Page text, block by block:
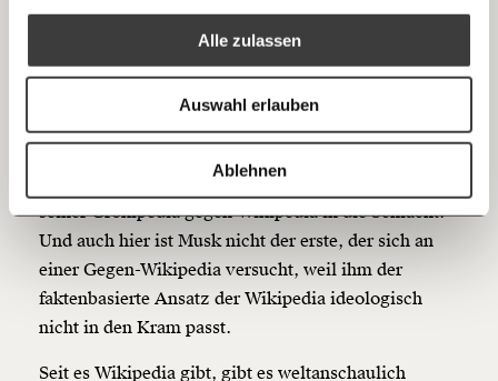
Alle zulassen
Auswahl erlauben
Ablehnen
Anmelden
Ich spende einmalig
20€ 40€
150€ €
Ich möchte meine Spende verschenken.
Du erhältst eine E-Mail mit deiner
ausdrucken oder weiterleiten und verschenken
Bluesky
https://www.moment.at/story/grokipedia-wikipedia/
Eintrag kannst Du damit nicht kaufen.
Musk kann nicht alles kaufen
Für Leute wie Elon Musk, die gewohnt sind, dass
offenbar unerträglich. Deshalb zieht er jetzt mit
seiner Grokipedia gegen Wikipedia in die Schlacht.
Und auch hier ist Musk nicht der erste, der sich an
einer Gegen-Wikipedia versucht, weil ihm der
faktenbasierte Ansatz der Wikipedia ideologisch
nicht in den Kram passt.
Seit es Wikipedia gibt, gibt es weltanschaulich